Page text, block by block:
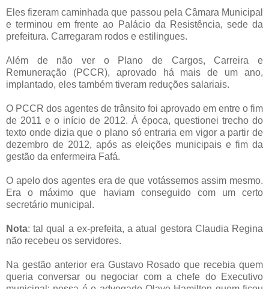
Eles fizeram caminhada que passou pela Câmara Municipal
e terminou em frente ao Palácio da Resistência, sede da
prefeitura. Carregaram rodos e estilingues.
Além de não ver o Plano de Cargos, Carreira e
Remuneração (PCCR), aprovado há mais de um ano,
implantado, eles também tiveram reduções salariais.
O PCCR dos agentes de trânsito foi aprovado em entre o fim
de 2011 e o início de 2012. À época, questionei trecho do
texto onde dizia que o plano só entraria em vigor a partir de
dezembro de 2012, após as eleições municipais e fim da
gestão da enfermeira Fafá.
O apelo dos agentes era de que votássemos assim mesmo.
Era o máximo que haviam conseguido com um certo
secretário municipal.
Nota: tal qual a ex-prefeita, a atual gestora Claudia Regina
não recebeu os servidores.
Na gestão anterior era Gustavo Rosado que recebia quem
queria conversar ou negociar com a chefe do Executivo